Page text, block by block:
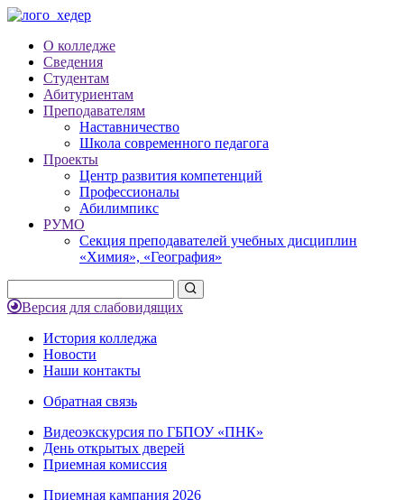
О колледже
Сведения
Студентам
Абитуриентам
Преподавателям
Наставничество
Школа современного педагога
Проекты
Центр развития компетенций
Профессионалы
Абилимпикс
РУМО
Секция преподавателей учебных дисциплин
«Химия», «География»
Версия для слабовидящих
История колледжа
Новости
Наши контакты
Обратная связь
Видеоэкскурсия по ГБПОУ «ПНК»
День открытых дверей
Приемная комиссия
Приемная кампания 2026